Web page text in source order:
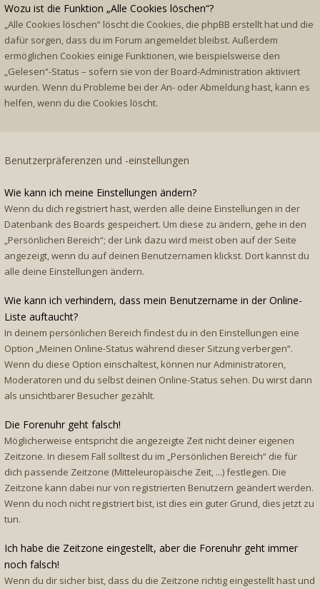
Wozu ist die Funktion „Alle Cookies löschen“?
„Alle Cookies löschen“ löscht die Cookies, die phpBB erstellt hat und die
dafür sorgen, dass du im Forum angemeldet bleibst. Außerdem
ermöglichen Cookies einige Funktionen, wie beispielsweise den
„Gelesen“-Status – sofern sie von der Board-Administration aktiviert
wurden. Wenn du Probleme bei der An- oder Abmeldung hast, kann es
helfen, wenn du die Cookies löscht.
Benutzerpräferenzen und -einstellungen
Wie kann ich meine Einstellungen ändern?
Wenn du dich registriert hast, werden alle deine Einstellungen in der
Datenbank des Boards gespeichert. Um diese zu ändern, gehe in den
„Persönlichen Bereich“; der Link dazu wird meist oben auf der Seite
angezeigt, wenn du auf deinen Benutzernamen klickst. Dort kannst du
alle deine Einstellungen ändern.
Wie kann ich verhindern, dass mein Benutzername in der Online-
Liste auftaucht?
In deinem persönlichen Bereich findest du in den Einstellungen eine
Option „Meinen Online-Status während dieser Sitzung verbergen“.
Wenn du diese Option einschaltest, können nur Administratoren,
Moderatoren und du selbst deinen Online-Status sehen. Du wirst dann
als unsichtbarer Besucher gezählt.
Die Forenuhr geht falsch!
Möglicherweise entspricht die angezeigte Zeit nicht deiner eigenen
Zeitzone. In diesem Fall solltest du im „Persönlichen Bereich“ die für
dich passende Zeitzone (Mitteleuropäische Zeit, ...) festlegen. Die
Zeitzone kann dabei nur von registrierten Benutzern geändert werden.
Wenn du noch nicht registriert bist, ist dies ein guter Grund, dies jetzt zu
tun.
Ich habe die Zeitzone eingestellt, aber die Forenuhr geht immer
noch falsch!
Wenn du dir sicher bist, dass du die Zeitzone richtig eingestellt hast und